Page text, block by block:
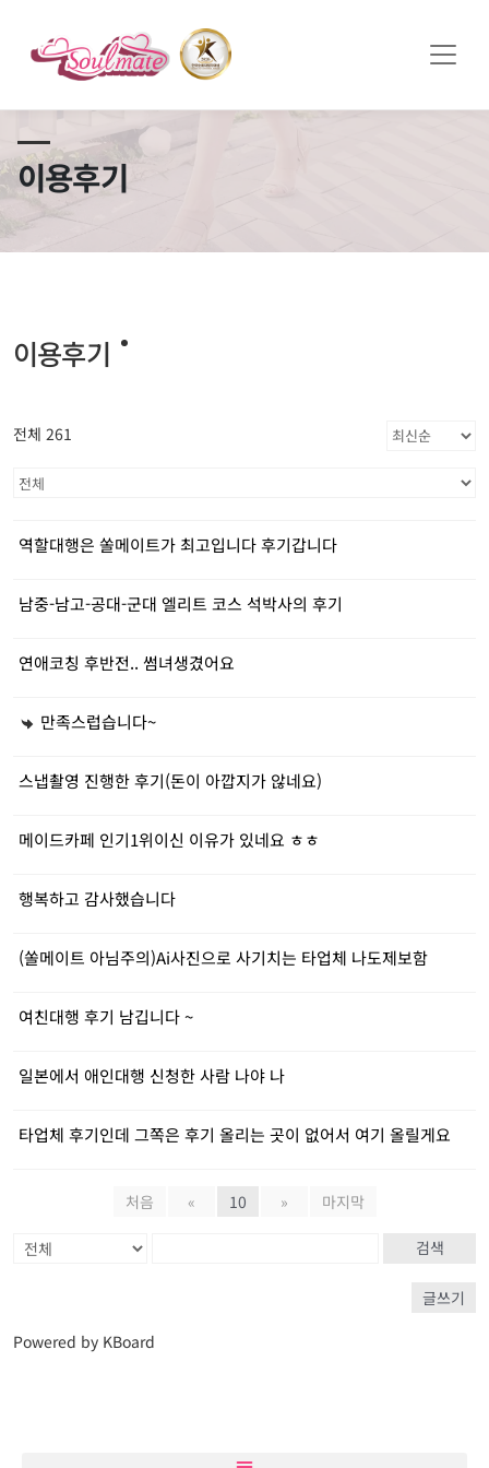
이용후기
이용후기
전체 261
역할대행은 쏠메이트가 최고입니다 후기갑니다
남중-남고-공대-군대 엘리트 코스 석박사의 후기
연애코칭 후반전.. 썸녀생겼어요
만족스럽습니다~
스냅촬영 진행한 후기(돈이 아깝지가 않네요)
메이드카페 인기1위이신 이유가 있네요 ㅎㅎ
행복하고 감사했습니다
(쏠메이트 아님주의)Ai사진으로 사기치는 타업체 나도제보함
여친대행 후기 남깁니다 ~
일본에서 애인대행 신청한 사람 나야 나
타업체 후기인데 그쪽은 후기 올리는 곳이 없어서 여기 올릴게요
처음 « 10 » 마지막
검색
글쓰기
Powered by KBoard
쏠메이트×토모토모 프로모션 영상 full버전 보러가기